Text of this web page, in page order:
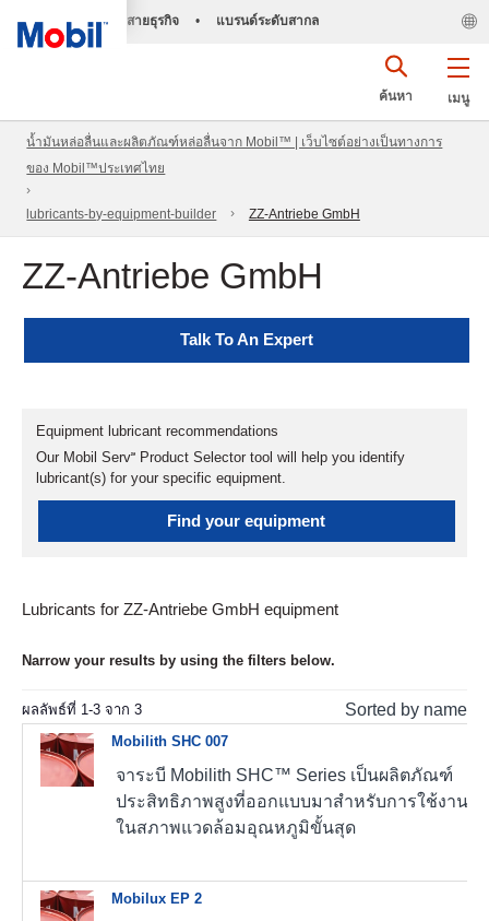
สายธุรกิจ • แบรนด์ระดับสากล
เมนู
ค้นหา
น้ำมันหล่อลื่นและผลิตภัณฑ์หล่อลื่นจาก Mobil™ | เว็บไซต์อย่างเป็นทางการ
ของ Mobil™ประเทศไทย
lubricants-by-equipment-builder ZZ-Antriebe GmbH
ZZ-Antriebe GmbH
Talk To An Expert
Equipment lubricant recommendations
Our Mobil Serv℠ Product Selector tool will help you identify
lubricant(s) for your specific equipment.
Find your equipment
Lubricants for ZZ-Antriebe GmbH equipment
Narrow your results by using the filters below.
ผลลัพธ์ที่ 1-3 จาก 3 Sorted by name
Mobilith SHC 007
จาระบี Mobilith SHC™ Series เป็นผลิตภัณฑ์
ประสิทธิภาพสูงที่ออกแบบมาสำหรับการใช้งาน
ในสภาพแวดล้อมอุณหภูมิขั้นสุด
Mobilux EP 2